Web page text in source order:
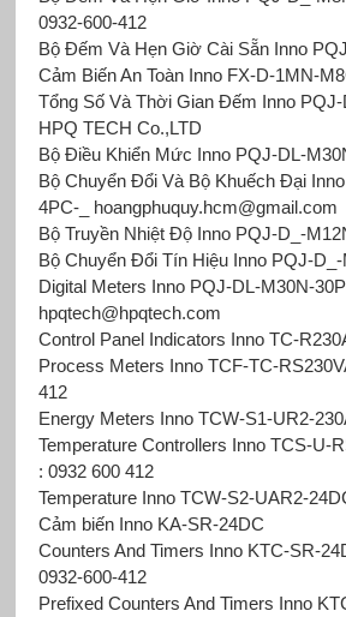
0932-600-412
Bộ Đếm Và Hẹn Giờ Cài Sẵn Inno
Cảm Biến An Toàn InnoFX-D-1MN-
Tổng Số Và Thời Gian Đếm Inno
HPQ TECH Co.,LTD
Bộ Điều Khiển Mức Inno PQJ-DL-
Bộ Chuyển Đổi Và Bộ Khuếch Đại
4PC-_ hoangphuquy.hcm@gmail.com
Bộ Truyền Nhiệt Độ Inno PQJ-D_-
Bộ Chuyển Đổi Tín Hiệu Inno PQJ-
Digital Meters Inno PQJ-DL-M30N-
hpqtech@hpqtech.com
Control Panel Indicators Inno TC-
Process Meters Inno TCF-TC-
412
Energy Meters Inno TCW-S1-UR2-
Temperature Controllers Inno TCS-U-
: 0932 600 412
Temperature Inno TCW-S2-UAR2-
Cảm biến Inno KA-SR-24DC
Counters And Timers Inno KTC-SR-
0932-600-412
Prefixed Counters And Timers Inno